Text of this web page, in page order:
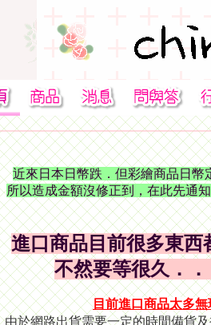
近來日本日幣跌．但彩繪商品日幣
所以造成金額沒修正到， 在此先通
進口商品目前很多東西
不然要等很久．．
目前進口商品太多無
由於網路出貨需要一定的時間備貨